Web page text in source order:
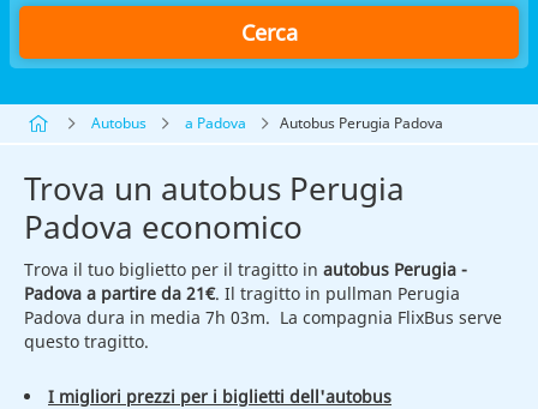
Cerca
Autobus a Padova Autobus Perugia Padova
Trova un autobus Perugia
Padova economico
Trova il tuo biglietto per il tragitto in autobus Perugia -
Padova a partire da 21€. Il tragitto in pullman Perugia
Padova dura in media 7h 03m. La compagnia FlixBus serve
questo tragitto.
I migliori prezzi per i biglietti dell'autobus